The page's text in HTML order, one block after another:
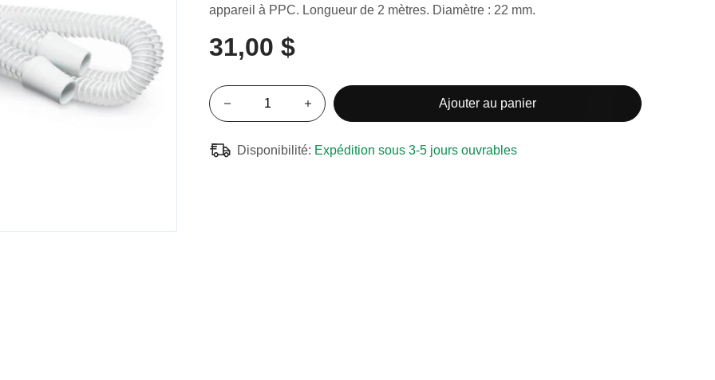
appareil à PPC. Longueur de 2 mètres. Diamètre : 22 mm.
31,00 $
Ajouter au panier
Disponibilité: Expédition sous 3-5 jours ouvrables